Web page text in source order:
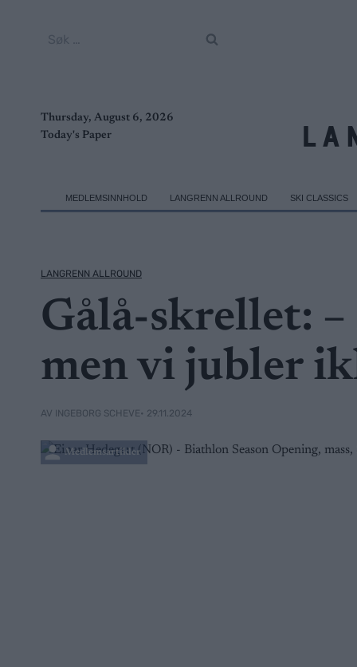
Thursday, August 6, 2026
Today's Paper
MEDLEMSINNHOLD LANGRENN ALLROUND SKI CLASSICS
LANGRENN ALLROUND
Gålå-skrellet:
men vi jubler
AV INGEBORG SCHEVE• 29.11.2024
Medlemsartikler